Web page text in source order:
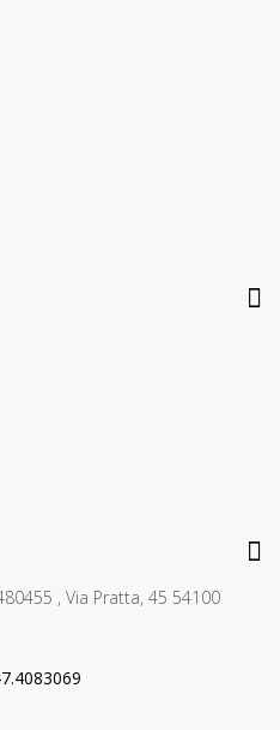
, Via Pratta, 45 54100